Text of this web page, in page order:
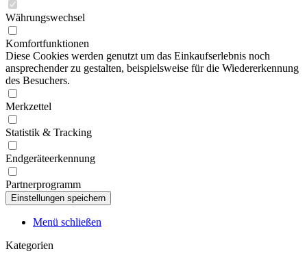
Währungswechsel
Komfortfunktionen
Diese Cookies werden genutzt um das Einkaufserlebnis noch
ansprechender zu gestalten, beispielsweise für die Wiedererkennung
des Besuchers.
Merkzettel
Statistik & Tracking
Endgeräteerkennung
Partnerprogramm
Menü schließen
Kategorien